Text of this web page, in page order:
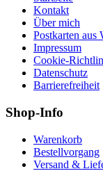
Kontakt
Über mich
Postkarten aus
Impressum
Cookie-
Datenschutz
Barrierefreiheit
Shop-Info
Warenkorb
Bestellvorgang
Versand &